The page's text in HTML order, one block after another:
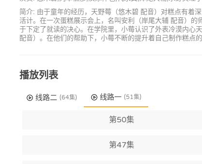
简介: 由于童年的经历，天野莓（悠木碧 配音）对糕点有着
活计。在一次蛋糕展示会上，名叫安利（岸尾大辅 配音）
于下定了就读的决心。在学院里，小莓认识了外表冷漠内心
配音）。在他们的帮助下，小莓不断的提升着自己制作糕点
播放列表
线路二 (64集) 线路一 (51集)
第50集
第47集